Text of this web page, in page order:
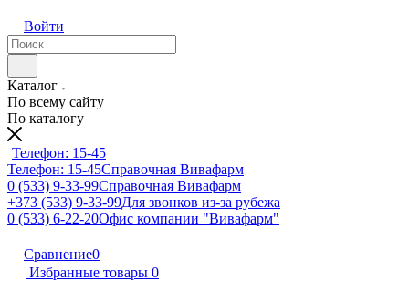
Войти
Каталог
По всему сайту
По каталогу
Телефон: 15-45
Телефон: 15-45Справочная Вивафарм
0 (533) 9-33-99Справочная Вивафарм
+373 (533) 9-33-99Для звонков из-за рубежа
0 (533) 6-22-20Офис компании "Вивафарм"
Сравнение0
Избранные товары 0